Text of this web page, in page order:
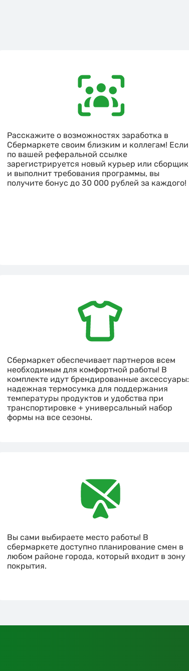
Расскажите о возможностях заработка в
Сбермаркете своим близким и коллегам! Если
по вашей реферальной ссылке
зарегистрируется новый курьер или сборщик
и выполнит требования программы, вы
получите бонус до 30 000 рублей за каждого!
Сбермаркет обеспечивает партнеров всем
необходимым для комфортной работы! В
комплекте идут брендированные аксессуары:
надежная термосумка для поддержания
температуры продуктов и удобства при
транспортировке + универсальный набор
формы на все сезоны.
Вы сами выбираете место работы! В
сбермаркете доступно планирование смен в
любом районе города, который входит в зону
покрытия.